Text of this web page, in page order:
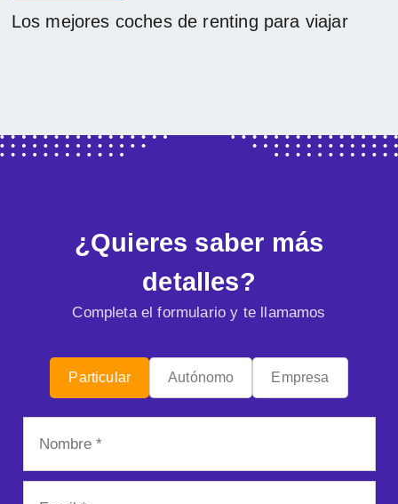
Los mejores coches de renting para viajar
¿Quieres saber más
detalles?
Completa el formulario y te llamamos
Particular Autónomo Empresa